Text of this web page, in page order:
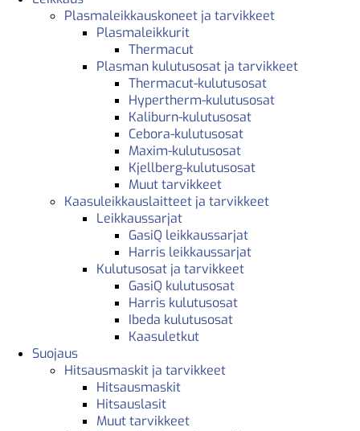
Plasmaleikkauskoneet ja tarvikkeet
Plasmaleikkurit
Thermacut
Plasman kulutusosat ja tarvikkeet
Thermacut-kulutusosat
Hypertherm-kulutusosat
Kaliburn-kulutusosat
Cebora-kulutusosat
Maxim-kulutusosat
Kjellberg-kulutusosat
Muut tarvikkeet
Kaasuleikkauslaitteet ja tarvikkeet
Leikkaussarjat
GasiQ leikkaussarjat
Harris leikkaussarjat
Kulutusosat ja tarvikkeet
GasiQ kulutusosat
Harris kulutusosat
Ibeda kulutusosat
Kaasuletkut
Suojaus
Hitsausmaskit ja tarvikkeet
Hitsausmaskit
Hitsauslasit
Muut tarvikkeet